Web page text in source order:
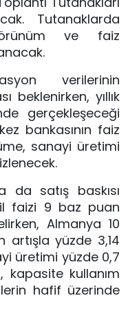
Tutanaklarda
ve faiz
verilerinin
beklenirken, yıllık
gerçekleşeceği
bankasının faiz
sanayi üretimi
da satış baskısı
faizi 9 baz puan
Almanya 10
artışla yüzde 3,14
üretimi yüzde 0,7
kapasite kullanım
hafif üzerinde